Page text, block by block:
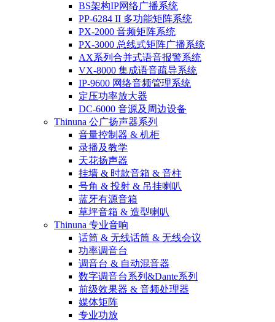
BS架构IP网络广播系统
PP-6284 II 多功能矩阵系统
PX-2000 音频矩阵系统
PX-3000 总线式矩阵广播系统
AX系列合并式语音报警系统
VX-8000 集成语音疏导系统
IP-9600 网络音频管理系统
定压功率放大器
DC-6000 音源及周边设备
Thinuna 公广扬声器系列
音量控制器 & 机柜
录播及教学
天花扬声器
挂墙 & 时款音箱 & 音柱
号角 & 投射 & 吊挂喇叭
蓝牙有源音箱
草坪音箱 & 造型喇叭
Thinuna 专业音响
话筒 & 无线话筒 & 无线会议
功率调音台
调音台 & 自动混音器
数字调音台系列&Dante系列
前级效果器 & 音频处理器
媒体矩阵
专业功放